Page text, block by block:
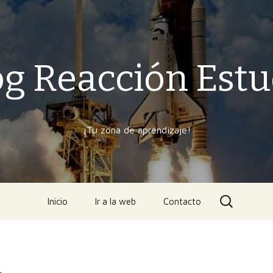
Reacción
¡Tu zona de aprendizaje!
contenido
Inicio Ir a la web Contacto
Buscar: